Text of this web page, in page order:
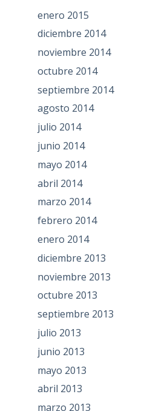
enero 2015
diciembre 2014
noviembre 2014
octubre 2014
septiembre 2014
agosto 2014
julio 2014
junio 2014
mayo 2014
abril 2014
marzo 2014
febrero 2014
enero 2014
diciembre 2013
noviembre 2013
octubre 2013
septiembre 2013
julio 2013
junio 2013
mayo 2013
abril 2013
marzo 2013